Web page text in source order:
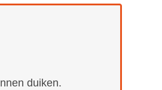
duiken.